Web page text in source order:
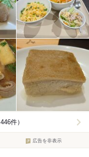
件）
広告を非表示